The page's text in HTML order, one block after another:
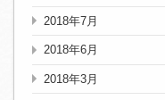
2018年7月
2018年6月
2018年3月